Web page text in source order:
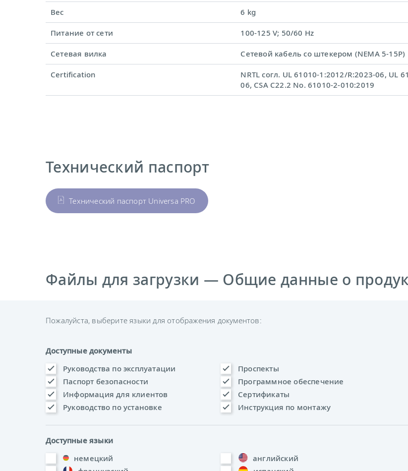
Вес 6 kg
Питание от сети 100-125 V; 50/60 Hz
Сетевая вилка Сетевой кабель со штекером (NEMA 5-15P)
Certification
NRTL согл. UL 61010-1:2012/R:2023-06, UL
06, CSA C22.2 No. 61010-2-010:2019
Технический паспорт
Технический паспорт Universa PRO
Файлы для загрузки — Общие данные о
Пожалуйста, выберите языки для отображения документов:
Доступные документы
Руководства по эксплуатации
Проспекты
Паспорт безопасности
Программное обеспечение
Информация для клиентов
Сертификаты
Руководство по установке
Инструкция по монтажу
Доступные языки
немецкий
английский